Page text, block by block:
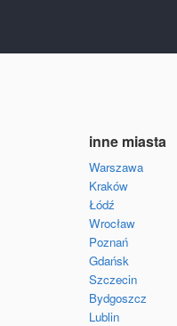
inne miasta
Warszawa
Kraków
Łódź
Wrocław
Poznań
Gdańsk
Szczecin
Bydgoszcz
Lublin